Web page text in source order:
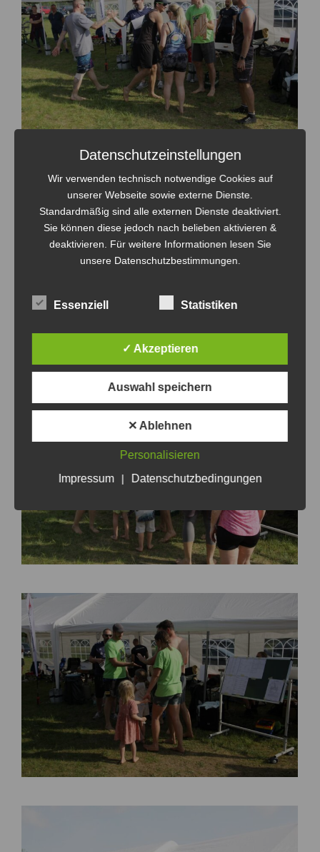
Datenschutzeinstellungen
Wir verwenden technisch notwendige Cookies auf
unserer Webseite sowie externe Dienste.
Standardmäßig sind alle externen Dienste deaktiviert.
Sie können diese jedoch nach belieben aktivieren &
deaktivieren. Für weitere Informationen lesen Sie
unsere Datenschutzbestimmungen.
Essenziell Statistiken
✓ Akzeptieren
Auswahl speichern
✕ Ablehnen
Personalisieren
Impressum
| Datenschutzbedingungen